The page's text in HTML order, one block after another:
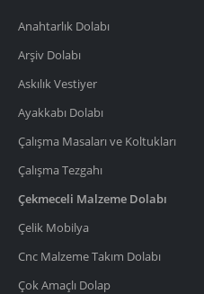
Anahtarlık Dolabı
Arşiv Dolabı
Askılık Vestiyer
Ayakkabı Dolabı
Çalışma Masaları ve Koltukları
Çalışma Tezgahı
Çekmeceli Malzeme Dolabı
Çelik Mobilya
Cnc Malzeme Takım Dolabı
Çok Amaçlı Dolap